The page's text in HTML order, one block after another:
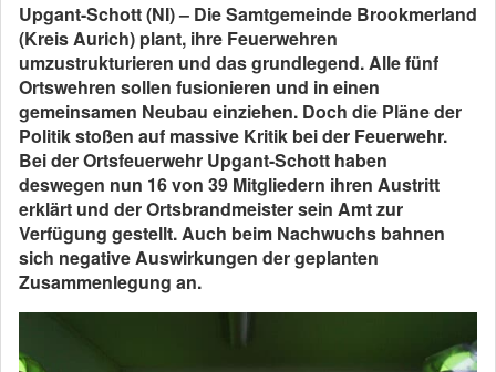
Upgant-Schott (NI) – Die Samtgemeinde Brookmerland
(Kreis Aurich) plant, ihre Feuerwehren
umzustrukturieren und das grundlegend. Alle fünf
Ortswehren sollen fusionieren und in einen
gemeinsamen Neubau einziehen. Doch die Pläne der
Politik stoßen auf massive Kritik bei der Feuerwehr.
Bei der Ortsfeuerwehr Upgant-Schott haben
deswegen nun 16 von 39 Mitgliedern ihren Austritt
erklärt und der Ortsbrandmeister sein Amt zur
Verfügung gestellt. Auch beim Nachwuchs bahnen
sich negative Auswirkungen der geplanten
Zusammenlegung an.